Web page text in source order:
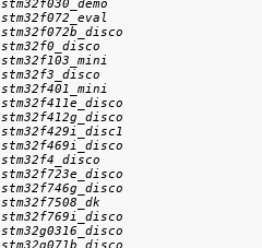
stm32f030_demo
stm32f072_eval
stm32f072b_disco
stm32f0_disco
stm32f103_mini
stm32f3_disco
stm32f401_mini
stm32f411e_disco
stm32f412g_disco
stm32f429i_disc1
stm32f469i_disco
stm32f4_disco
stm32f723e_disco
stm32f746g_disco
stm32f7508_dk
stm32f769i_disco
stm32g0316_disco